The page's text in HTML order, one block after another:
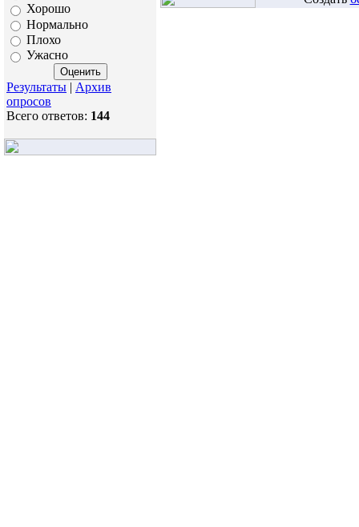
Хорошо
Нормально
Плохо
Ужасно
Результаты | Архив
опросов
Всего ответов: 144